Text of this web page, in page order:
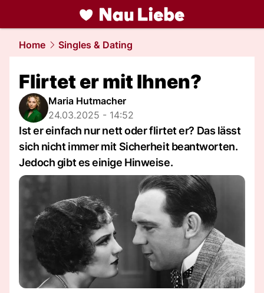
liebe.NAU.ch
Home Singles & Dating
Flirtet er mit Ihnen?
Maria Hutmacher
24.03.2025 - 14:52
Ist er einfach nur nett oder flirtet er? Das lässt
sich nicht immer mit Sicherheit beantworten.
Jedoch gibt es einige Hinweise.